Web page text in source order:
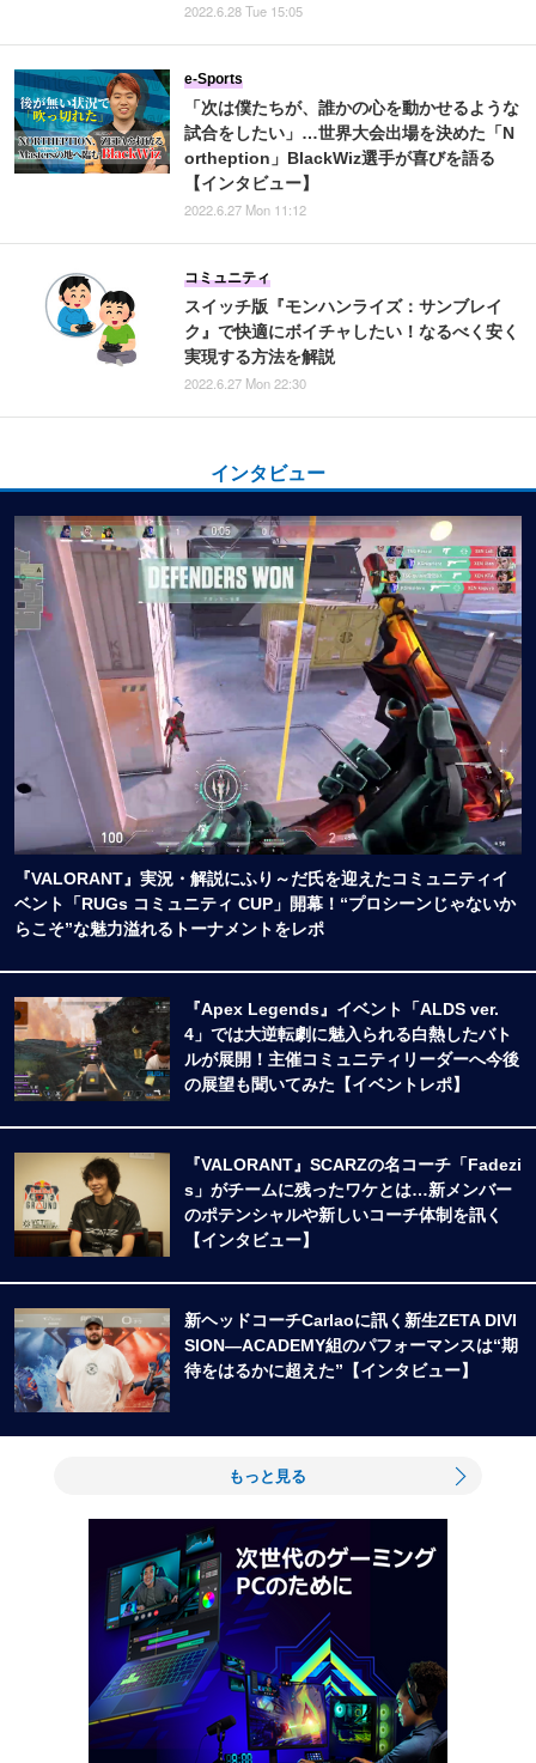
2022.6.28 Tue 15:05
「次は僕たちが、誰かの心を動かせるような
試合をしたい」…世界大会出場を決めた「N
ortheption」BlackWiz選手が喜びを語る
【インタビュー】
e-Sports
2022.6.27 Mon 11:12
スイッチ版『モンハンライズ：サンブレイ
ク』で快適にボイチャしたい！なるべく安く
実現する方法を解説
コミュニティ
2022.6.27 Mon 22:30
インタビュー
『VALORANT』実況・解説にふり～だ氏を迎えたコミュニティイ
ベント「RUGs コミュニティ CUP」開幕！“プロシーンじゃないか
らこそ”な魅力溢れるトーナメントをレポ
『Apex Legends』イベント「ALDS ver.
4」では大逆転劇に魅入られる白熱したバト
ルが展開！主催コミュニティリーダーへ今後
の展望も聞いてみた【イベントレポ】
『VALORANT』SCARZの名コーチ「Fadezi
s」がチームに残ったワケとは…新メンバー
のポテンシャルや新しいコーチ体制を訊く
【インタビュー】
新ヘッドコーチCarlaoに訊く新生ZETA DIVI
SION―ACADEMY組のパフォーマンスは“期
待をはるかに超えた”【インタビュー】
もっと見る